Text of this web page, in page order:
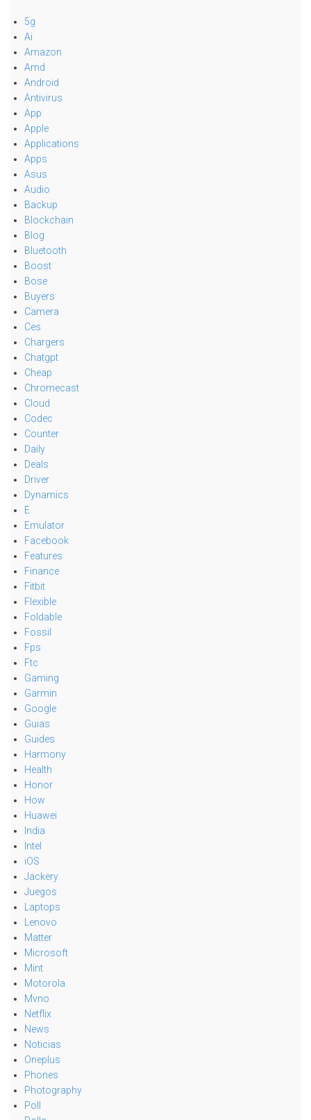
5g
Ai
Amazon
Amd
Android
Antivirus
App
Apple
Applications
Apps
Asus
Audio
Backup
Blockchain
Blog
Bluetooth
Boost
Bose
Buyers
Camera
Ces
Chargers
Chatgpt
Cheap
Chromecast
Cloud
Codec
Counter
Daily
Deals
Driver
Dynamics
E
Emulator
Facebook
Features
Finance
Fitbit
Flexible
Foldable
Fossil
Fps
Ftc
Gaming
Garmin
Google
Guias
Guides
Harmony
Health
Honor
How
Huawei
India
Intel
iOS
Jackery
Juegos
Laptops
Lenovo
Matter
Microsoft
Mint
Motorola
Mvno
Netflix
News
Noticias
Oneplus
Phones
Photography
Poll